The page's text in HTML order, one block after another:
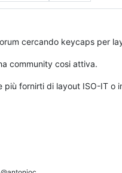
cercando keycaps per
community cosi attiva.
più fornirti di layout ISO-IT